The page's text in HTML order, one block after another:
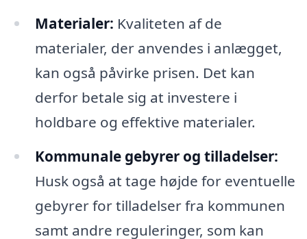
Materialer: Kvaliteten af de
materialer, der anvendes i anlægget,
kan også påvirke prisen. Det kan
derfor betale sig at investere i
holdbare og effektive materialer.
Kommunale gebyrer og tilladelser:
Husk også at tage højde for eventuelle
gebyrer for tilladelser fra kommunen
samt andre reguleringer, som kan